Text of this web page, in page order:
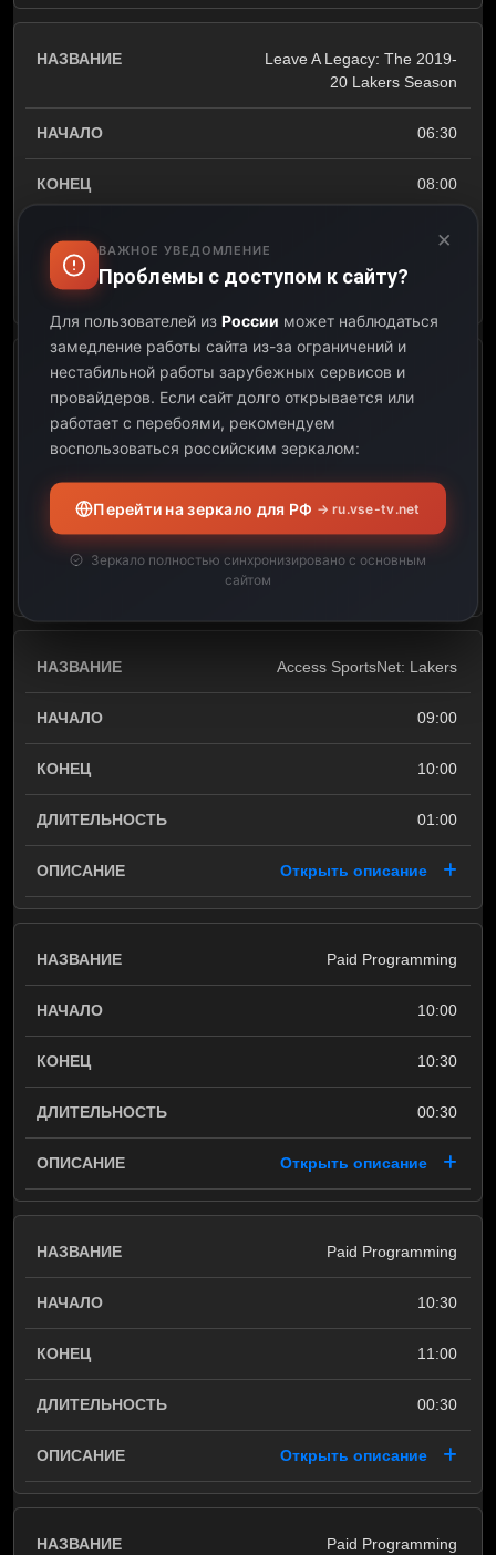
Leave A Legacy: The 2019-
20 Lakers Season
06:30
08:00
01:30
Открыть описание
Access SportsNet: Lakers
01:00
Access SportsNet: Lakers
09:00
10:00
01:00
Открыть описание
Paid Programming
10:00
10:30
00:30
Открыть описание
Paid Programming
10:30
11:00
00:30
Открыть описание
Paid Programming
×
ВАЖНОЕ УВЕДОМЛЕНИЕ
Проблемы с доступом к сайту?
Для пользователей из России может наблюдаться
замедление работы сайта из-за ограничений и
нестабильной работы зарубежных сервисов и
провайдеров. Если сайт долго открывается или
работает с перебоями, рекомендуем
воспользоваться российским зеркалом:
Перейти на зеркало для РФ → ru.vse-tv.net
Зеркало полностью синхронизировано с основным
сайтом